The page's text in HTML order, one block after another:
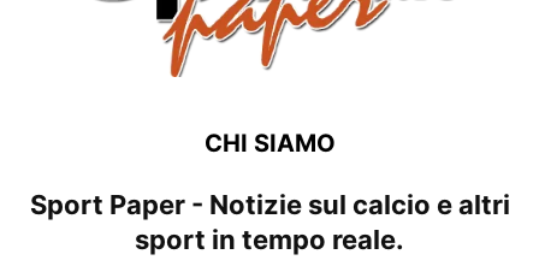
CHI SIAMO
Sport Paper - Notizie sul calcio e altri
sport in tempo reale.